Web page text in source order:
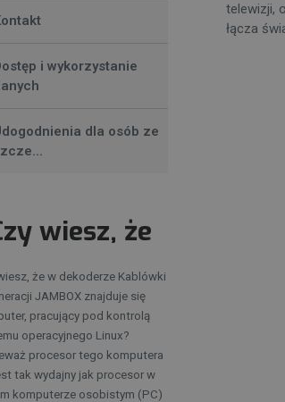
i wykorzystanie
dla osób ze
wiesz, że
że w dekoderze Kablówki
JAMBOX znajduje się
pracujący pod kontrolą
operacyjnego Linux?
procesor tego komputera
tak wydajny jak procesor w
komputerze osobistym (PC)
telewizji,
łącza